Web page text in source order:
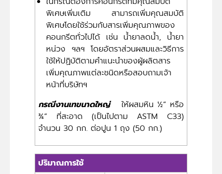
พิเศษเพิ่มเติม สามารถเพิ่มคุณสมบัติ
พิเศษโดยใช้ร่วมกับสารเพิ่มคุณภาพของ
คอนกรีตทั่วไปได้ เช่น น้ำยาลดน้ำ, น้ำยา
หน่วง ฯลฯ โดยอัตราส่วนผสมและวิธีการ
ใช้ให้ปฏิบัติตามคำแนะนำของผู้ผลิตสาร
เพิ่มคุณภาพแต่ละชนิดหรือสอบถามเจ้า
หน้าที่บริษัทฯ
กรณีงานเทขนาดใหญ่
ให้ผสมหิน ½” หรือ
¾” ที่สะอาด (เป็นไปตาม ASTM C33)
จำนวน 30 กก. ต่อปูน 1 ถุง (50 กก.)
ปริมาณการใช้